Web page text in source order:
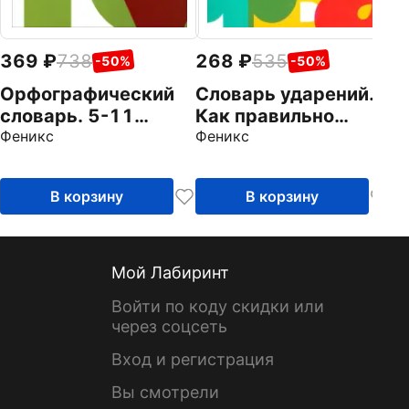
369 738 -50%
Орфографический
словарь. 5-11
классы. ФГОС
Феникс
В корзину
268 535 -50%
Словарь ударений.
Как правильно
произносить слова.
Феникс
В корзину
Мой Лабиринт
Войти по коду скидки или
через соцсеть
Вход и регистрация
Вы смотрели